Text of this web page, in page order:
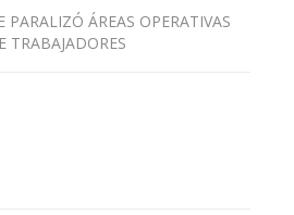
PARALIZÓ ÁREAS OPERATIVAS
TRABAJADORES